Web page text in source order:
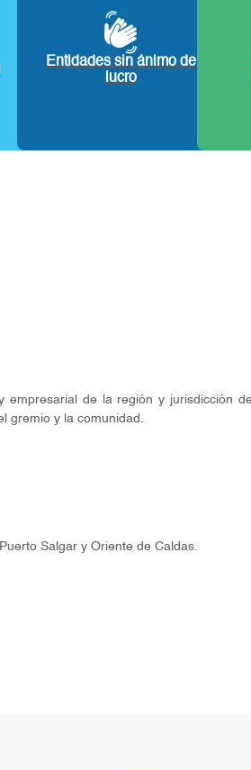
Entidades sin ánimo de
lucro
empresarial de la región y jurisdicción
gremio y la comunidad.
Salgar y Oriente de Caldas.